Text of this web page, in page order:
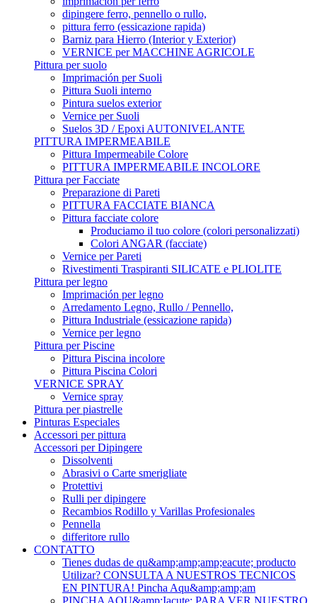
dipingere ferro, pennello o rullo,
pittura ferro (essicazione rapida)
Barniz para Hierro (Interior y Exterior)
VERNICE per MACCHINE AGRICOLE
Pittura per suolo
Imprimación per Suoli
Pittura Suoli interno
Pintura suelos exterior
Vernice per Suoli
Suelos 3D / Epoxi AUTONIVELANTE
PITTURA IMPERMEABILE
Pittura Impermeabile Colore
PITTURA IMPERMEABILE INCOLORE
Pittura per Facciate
Preparazione di Pareti
PITTURA FACCIATE BIANCA
Pittura facciate colore
Produciamo il tuo colore (colori personalizzati)
Colori ANGAR (facciate)
Vernice per Pareti
Rivestimenti Traspiranti SILICATE e PLIOLITE
Pittura per legno
Imprimación per legno
Arredamento Legno, Rullo / Pennello,
Pittura Industriale (essicazione rapida)
Vernice per legno
Pittura per Piscine
Pittura Piscina incolore
Pittura Piscina Colori
VERNICE SPRAY
Vernice spray
Pittura per piastrelle
Pinturas Especiales
Accessori per pittura
Accessori per Dipingere
Dissolventi
Abrasivi o Carte smerigliate
Protettivi
Rulli per dipingere
Recambios Rodillo y Varillas Profesionales
Pennella
differitore rullo
CONTATTO
Tienes dudas de qu&amp;amp;amp;eacute; producto
Utilizar? CONSULTA A NUESTROS TECNICOS
EN PINTURA! Pincha Aqu&amp;amp;am
PINCHA AQU&amp;Iacute; PARA VER NUESTRO